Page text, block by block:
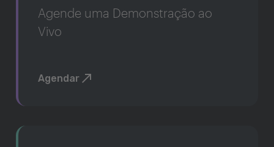
Agende uma Demonstração ao
Vivo
Agendar